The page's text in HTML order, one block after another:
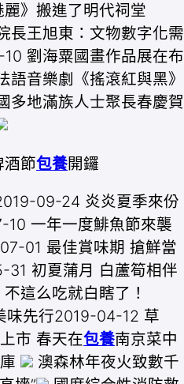
》搬進了明代祠堂
長王旭東：文物數字化需
劉海粟國畫作品展在布
音樂劇《搖滾紅與黑》
多地滿族人士聚長春慶賀
酒節包養開鑼
09-24 炎炎夏季來份
一年一度鯡魚節來襲
01 最佳賞味期 搶鮮當
31 初夏蒲月 白蘆筍相伴
這么吃就白瞎了！
先行2019-04-12 草
市 春天在包養南京菜中
澳森林年夜火致數千